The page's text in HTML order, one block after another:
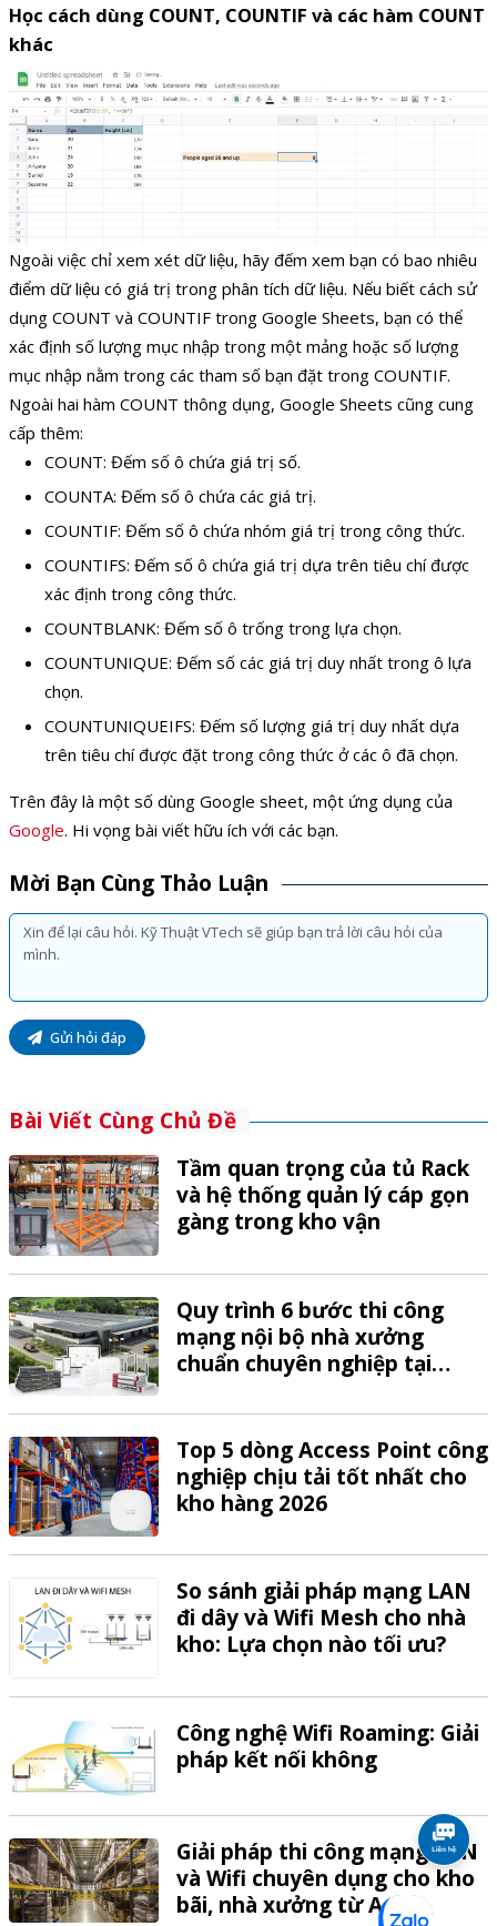
Học cách dùng COUNT, COUNTIF và các hàm COUNT
khác
Ngoài việc chỉ xem xét dữ liệu, hãy đếm xem bạn có bao nhiêu
điểm dữ liệu có giá trị trong phân tích dữ liệu. Nếu biết cách sử
dụng COUNT và COUNTIF trong Google Sheets, bạn có thể
xác định số lượng mục nhập trong một mảng hoặc số lượng
mục nhập nằm trong các tham số bạn đặt trong COUNTIF.
Ngoài hai hàm COUNT thông dụng, Google Sheets cũng cung
cấp thêm:
COUNT: Đếm số ô chứa giá trị số.
COUNTA: Đếm số ô chứa các giá trị.
COUNTIF: Đếm số ô chứa nhóm giá trị trong công thức.
COUNTIFS: Đếm số ô chứa giá trị dựa trên tiêu chí được
xác định trong công thức.
COUNTBLANK: Đếm số ô trống trong lựa chọn.
COUNTUNIQUE: Đếm số các giá trị duy nhất trong ô lựa
chọn.
COUNTUNIQUEIFS: Đếm số lượng giá trị duy nhất dựa
trên tiêu chí được đặt trong công thức ở các ô đã chọn.
Trên đây là một số dùng Google sheet, một ứng dụng của
Google. Hi vọng bài viết hữu ích với các bạn.
Mời Bạn Cùng Thảo Luận
Gửi hỏi đáp
Bài Viết Cùng Chủ Đề
Tầm quan trọng của tủ Rack
và hệ thống quản lý cáp gọn
gàng trong kho vận
Quy trình 6 bước thi công
mạng nội bộ nhà xưởng
chuẩn chuyên nghiệp tại
Top 5 dòng Access Point công
nghiệp chịu tải tốt nhất cho
kho hàng 2026
So sánh giải pháp mạng LAN
đi dây và Wifi Mesh cho nhà
kho: Lựa chọn nào tối ưu?
Công nghệ Wifi Roaming: Giải
pháp kết nối không
Giải pháp thi công mạng LAN
và Wifi chuyên dụng cho kho
bãi, nhà xưởng từ A-Z